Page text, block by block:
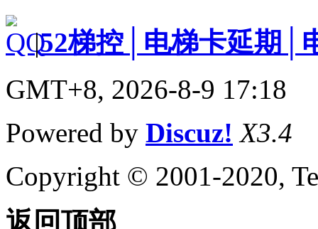
|52梯控│电梯卡延期│
GMT+8, 2026-8-9 17:18
Powered by Discuz! X3.4
Copyright © 2001-2020,
返回顶部